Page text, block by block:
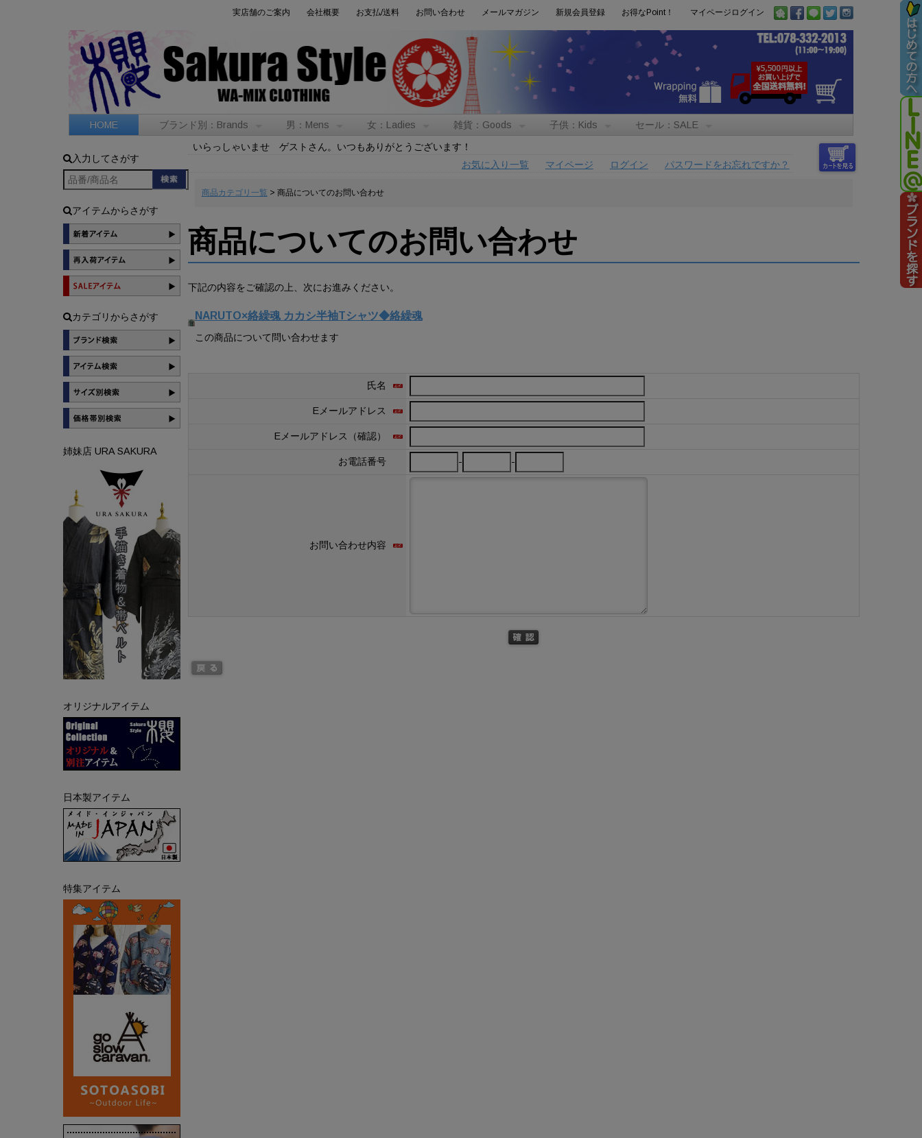
実店舗のご案内 会社概要 お支払/送料 お問い合わせ メールマガジン 新規会員登録 お得なPoint！ マイページログイン
HOME ブランド別：Brands 男：Mens 女：Ladies 雑貨：Goods 子供：Kids セール：SALE
入力してさがす
アイテムからさがす
カテゴリからさがす
姉妹店 URA SAKURA
オリジナルアイテム
日本製アイテム
特集アイテム
いらっしゃいませ ゲストさん。いつもありがとうございます！
お気に入り一覧
マイページ ログイン パスワードをお忘れですか？
商品カテゴリ一覧 > 商品についてのお問い合わせ
商品についてのお問い合わせ
下記の内容をご確認の上、次にお進みください。
NARUTO×絡繰魂 カカシ半袖Tシャツ◆絡繰魂
この商品について問い合わせます
氏名
Eメールアドレス
Eメールアドレス（確認）
お電話番号 - -
お問い合わせ内容